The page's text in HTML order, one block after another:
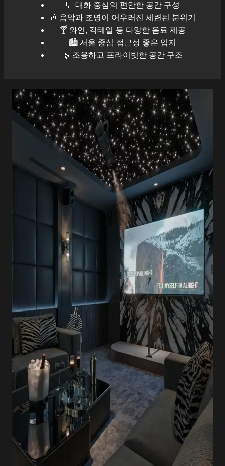
💬 대화 중심의 편안한 공간 구성
🎶 음악과 조명이 어우러진 세련된 분위기
🍸 와인, 칵테일 등 다양한 음료 제공
🏙️ 서울 중심 접근성 좋은 입지
🌿 조용하고 프라이빗한 공간 구조